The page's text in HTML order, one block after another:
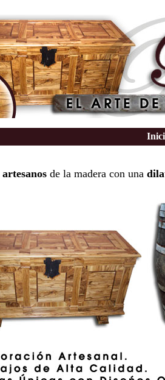
artesanosde la madera con una